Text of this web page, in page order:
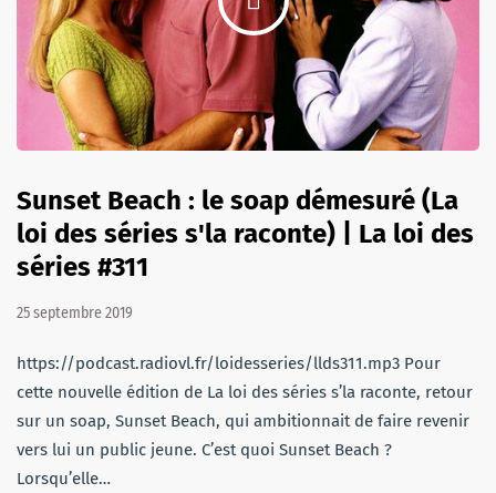
Sunset Beach : le soap démesuré (La
loi des séries s'la raconte) | La loi des
séries #311
25 septembre 2019
https://podcast.radiovl.fr/loidesseries/llds311.mp3 Pour
cette nouvelle édition de La loi des séries s’la raconte, retour
sur un soap, Sunset Beach, qui ambitionnait de faire revenir
vers lui un public jeune. C’est quoi Sunset Beach ?
Lorsqu’elle…